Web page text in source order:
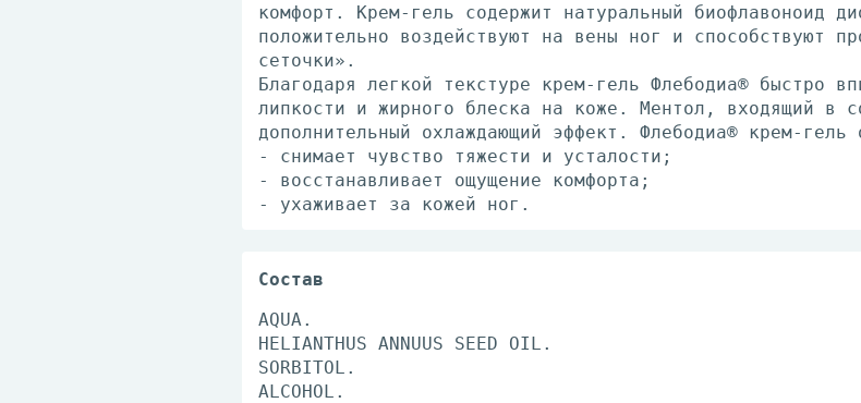
комфорт. Крем-гель содержит натуральный биофлавоноид
положительно воздействуют на вены ног и способствуют
сеточки».
Благодаря легкой текстуре крем-гель Флебодиа® быстро
липкости и жирного блеска на коже. Ментол, входящий в
дополнительный охлаждающий эффект. Флебодиа® крем-гель
- снимает чувство тяжести и усталости;
- восстанавливает ощущение комфорта;
- ухаживает за кожей ног.
Состав
AQUA.
HELIANTHUS ANNUUS SEED OIL.
SORBITOL.
ALCOHOL.